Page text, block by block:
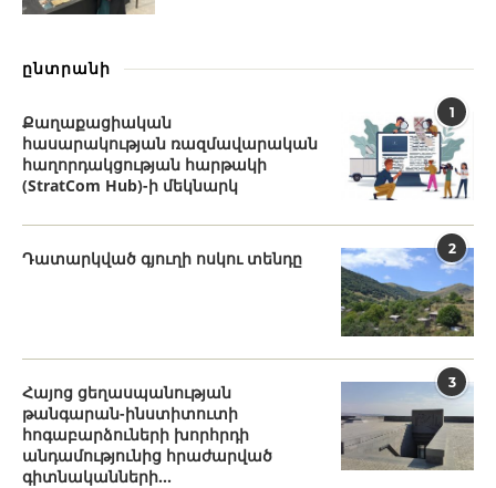
ընտրանի
1
Քաղաքացիական
հասարակության ռազմավարական
հաղորդակցության հարթակի
(StratCom Hub)-ի մեկնարկ
2
Դատարկված գյուղի ոսկու տենդը
3
Հայոց ցեղասպանության
թանգարան-ինստիտուտի
հոգաբարձուների խորհրդի
անդամությունից հրաժարված
գիտնականների...